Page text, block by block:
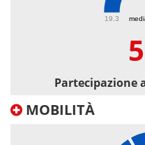
19.3
Partecipazione
MOBILITÀ